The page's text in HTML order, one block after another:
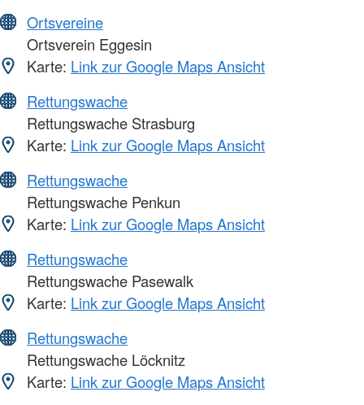
Ortsvereine
Ortsverein Eggesin
Karte: Link zur Google Maps Ansicht
Rettungswache
Rettungswache Strasburg
Karte: Link zur Google Maps Ansicht
Rettungswache
Rettungswache Penkun
Karte: Link zur Google Maps Ansicht
Rettungswache
Rettungswache Pasewalk
Karte: Link zur Google Maps Ansicht
Rettungswache
Rettungswache Löcknitz
Karte: Link zur Google Maps Ansicht